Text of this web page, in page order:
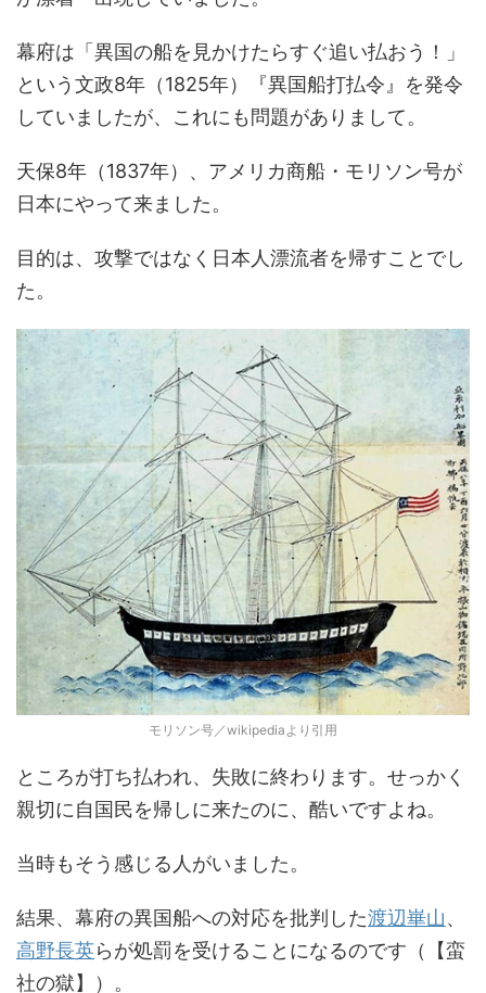
幕府は「異国の船を見かけたらすぐ追い払おう！」
という文政8年（1825年）『異国船打払令』を発令
していましたが、これにも問題がありまして。
天保8年（1837年）、アメリカ商船・モリソン号が
日本にやって来ました。
目的は、攻撃ではなく日本人漂流者を帰すことでし
た。
モリソン号／wikipediaより引用
ところが打ち払われ、失敗に終わります。せっかく
親切に自国民を帰しに来たのに、酷いですよね。
当時もそう感じる人がいました。
結果、幕府の異国船への対応を批判した渡辺崋山、
高野長英らが処罰を受けることになるのです（【蛮
社の獄】）。